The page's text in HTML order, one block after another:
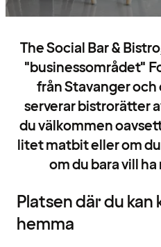
The Social Bar &
"businessområdet"
från Stavanger
serverar bistrorätter
du välkommen
litet matbit eller om
om du bara vill
Platsen där du kan
hemma